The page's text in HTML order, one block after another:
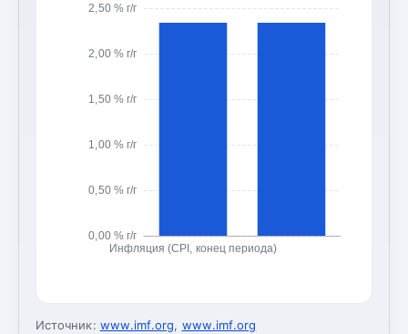
0,00 % г/г
0,50 % г/г
1,00 % г/г
1,50 % г/г
2,00 % г/г
2,50 % г/г
Инфляция (CPI, конец периода)
Источник: www.imf.org, www.imf.org